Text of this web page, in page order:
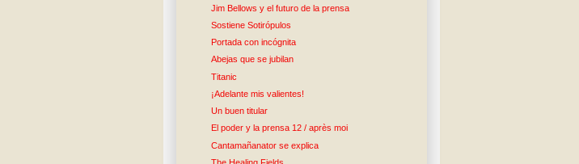
Jim Bellows y el futuro de la prensa
Sostiene Sotirópulos
Portada con incógnita
Abejas que se jubilan
Titanic
¡Adelante mis valientes!
Un buen titular
El poder y la prensa 12 / après moi
Cantamañanator se explica